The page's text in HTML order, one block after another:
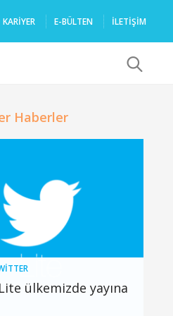
KARIYER E-BÜLTEN İLETİŞİM
Haberler
ülkemizde yayına